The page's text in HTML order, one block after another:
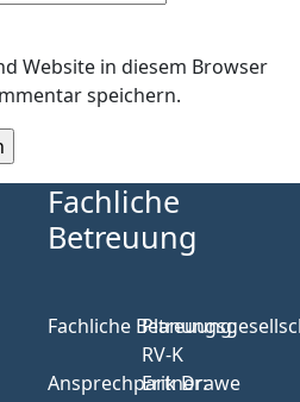
Website in diesem Browser
speichern.
Fachliche
Betreuung
Fachliche Betreuung:
RV-K
Ansprechpartner:
Erik Drawe